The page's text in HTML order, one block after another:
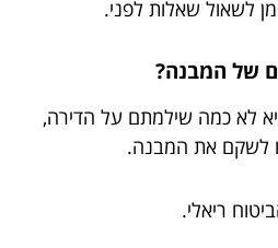
לשאול שאלות לפני.
של המבנה?
לא כמה שילמתם על הדירה,
לשקם את המבנה.
ריאלי.